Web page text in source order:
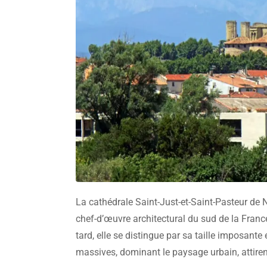
La cathédrale Saint-Just-et-Saint-Pasteur de
chef-d’œuvre architectural du sud de la
tard, elle se distingue par sa taille
massives, dominant le paysage urbain,